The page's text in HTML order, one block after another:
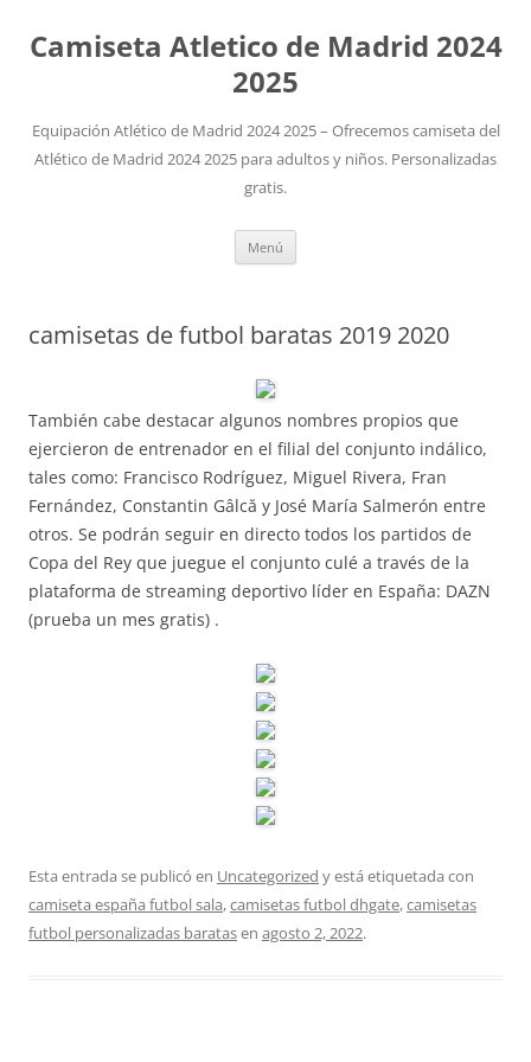
Camiseta Atletico de Madrid 2024
2025
Equipación Atlético de Madrid 2024 2025 – Ofrecemos camiseta del
Atlético de Madrid 2024 2025 para adultos y niños. Personalizadas
gratis.
Menú
camisetas de futbol baratas 2019 2020
También cabe destacar algunos nombres propios que
ejercieron de entrenador en el filial del conjunto indálico,
tales como: Francisco Rodríguez, Miguel Rivera, Fran
Fernández, Constantin Gâlcă y José María Salmerón entre
otros. Se podrán seguir en directo todos los partidos de
Copa del Rey que juegue el conjunto culé a través de la
plataforma de streaming deportivo líder en España: DAZN
(prueba un mes gratis) .
Esta entrada se publicó en Uncategorized y está etiquetada con
camiseta españa futbol sala,camisetas futbol dhgate,camisetas
futbol personalizadas baratasen agosto 2, 2022.